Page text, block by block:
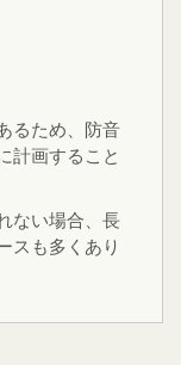
るため、防音
計画すること
ない場合、長
スも多くあり